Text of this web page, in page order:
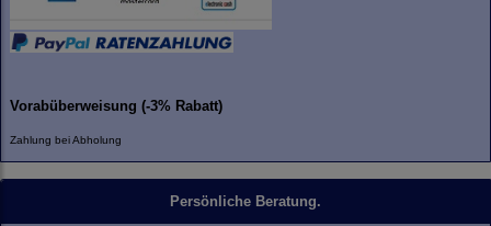
Vorabüberweisung (-3% Rabatt)
Zahlung bei Abholung
Persönliche Beratung.